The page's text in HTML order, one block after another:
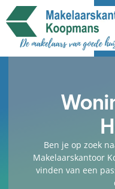
Ben je op zoek
Makelaarskantoor
vinden van een